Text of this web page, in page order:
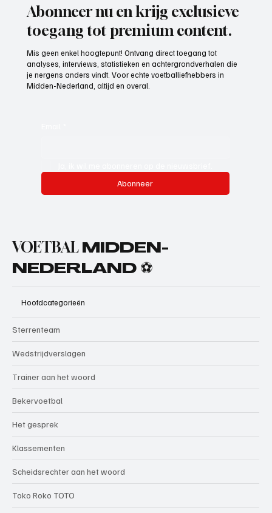
Abonneer nu en krijg exclusieve
toegang tot premium content.
Mis geen enkel hoogtepunt! Ontvang direct toegang tot
analyses, interviews, statistieken en achtergrondverhalen die
je nergens anders vindt. Voor echte voetballiefhebbers in
Midden-Nederland, altijd en overal.
Abonneer
VOETBAL MIDDEN-
NEDERLAND ⚽
Hoofdcategorieën
Sterrenteam
Wedstrijdverslagen
Trainer aan het woord
Bekervoetbal
Het gesprek
Klassementen
Scheidsrechter aan het woord
Toko Roko TOTO